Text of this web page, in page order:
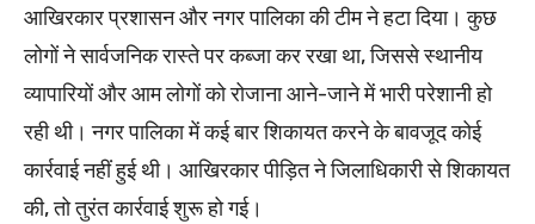
आखिरकार प्रशासन और नगर पालिका की टीम ने हटा दिया। कुछ
लोगों ने सार्वजनिक रास्ते पर कब्जा कर रखा था, जिससे स्थानीय
व्यापारियों और आम लोगों को रोजाना आने-जाने में भारी परेशानी हो
रही थी। नगर पालिका में कई बार शिकायत करने के बावजूद कोई
कार्रवाई नहीं हुई थी। आखिरकार पीड़ित ने जिलाधिकारी से शिकायत
की, तो तुरंत कार्रवाई शुरू हो गई।